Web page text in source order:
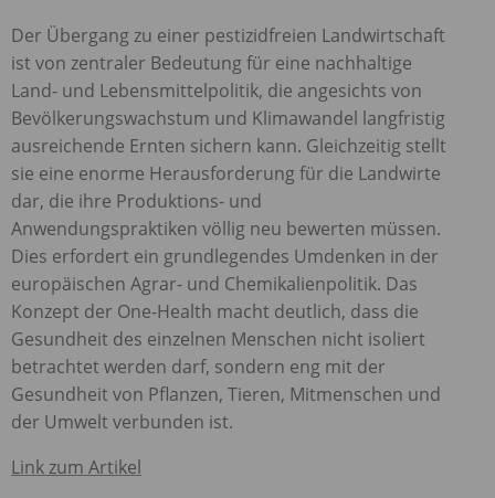
Der Übergang zu einer pestizidfreien Landwirtschaft
ist von zentraler Bedeutung für eine nachhaltige
Land- und Lebensmittelpolitik, die angesichts von
Bevölkerungswachstum und Klimawandel langfristig
ausreichende Ernten sichern kann. Gleichzeitig stellt
sie eine enorme Herausforderung für die Landwirte
dar, die ihre Produktions- und
Anwendungspraktiken völlig neu bewerten müssen.
Dies erfordert ein grundlegendes Umdenken in der
europäischen Agrar- und Chemikalienpolitik. Das
Konzept der One-Health macht deutlich, dass die
Gesundheit des einzelnen Menschen nicht isoliert
betrachtet werden darf, sondern eng mit der
Gesundheit von Pflanzen, Tieren, Mitmenschen und
der Umwelt verbunden ist.
Link zum Artikel